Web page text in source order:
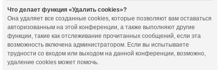
Что делает функция «Удалить cookies»?
Она удаляет все созданные cookies, которые позволяют вам оставаться
авторизованным на этой конференции, а также выполняют другие
функции, такие как отслеживание прочитанных сообщений, если эта
возможность включена администратором. Если вы испытываете
трудности со входом или выходом на данной конференции, возможно,
удаление cookies может помочь.